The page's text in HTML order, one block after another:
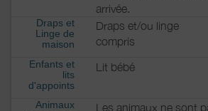
arrivée.
Draps et
Linge de
maison
Draps et/ou linge
compris
Enfants et
lits
d'appoints
Lit bébé
Animaux
Les animaux ne sont